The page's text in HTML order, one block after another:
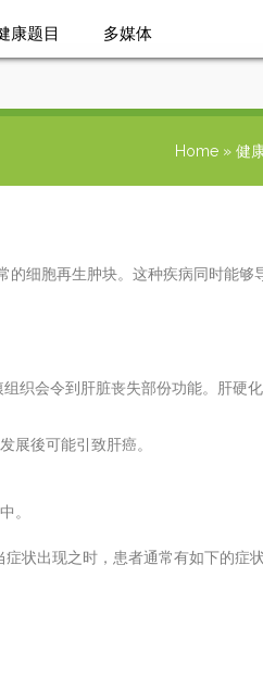
康题目 多媒体
Home » 健
的细胞再生肿块。这种疾病同时能够
织会令到肝脏丧失部份功能。肝硬
展後可能引致肝癌。
。
状出现之时，患者通常有如下的症状